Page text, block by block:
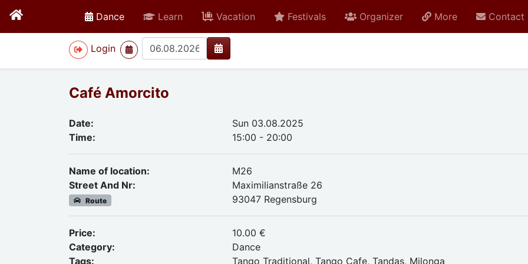
Danceactive Learn Vacation Festivals Organizer More Contact
Login
>
Café Amorcito
Date:
Sun 03.08.2025
Time:
15:00 - 20:00
Name of location:
M26
Street And Nr:
Route
Maximilianstraße 26
93047 Regensburg
Price:
10.00 €
Category:
Dance
Tags:
Tango Traditional, Tango Cafe, Tandas, Milonga